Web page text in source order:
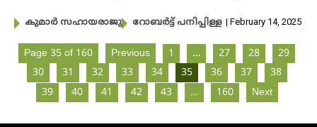
കുമാർ സഹായരാജു റോബർട്ട് പനിപ്പിള്ള | February 14, 2025
Page 35 of 160 Previous 1 … 27 28
29
30
31 32 33 34 35 36 37
38
39
40 41 42 43 … 160 Next